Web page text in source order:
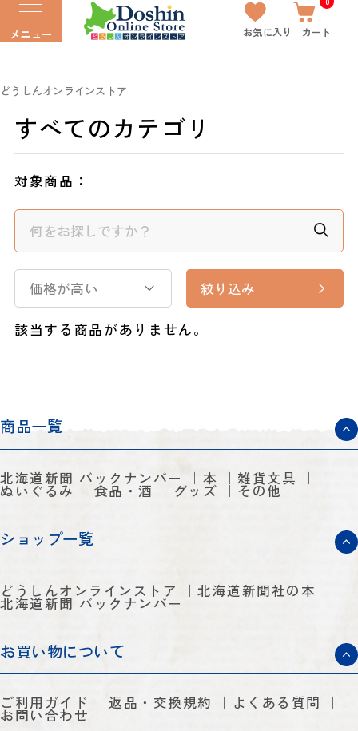
メニュー お気に入り カート
どうしんオンラインストア
すべてのカテゴリ
対象商品：
価格が高い 絞り込み
該当する商品がありません。
商品一覧
北海道新聞 バックナンバー 本 雑貨文具
ぬいぐるみ 食品・酒 グッズ その他
ショップ一覧
どうしんオンラインストア 北海道新聞社の本
北海道新聞 バックナンバー
お買い物について
ご利用ガイド 返品・交換規約 よくある質問
お問い合わせ